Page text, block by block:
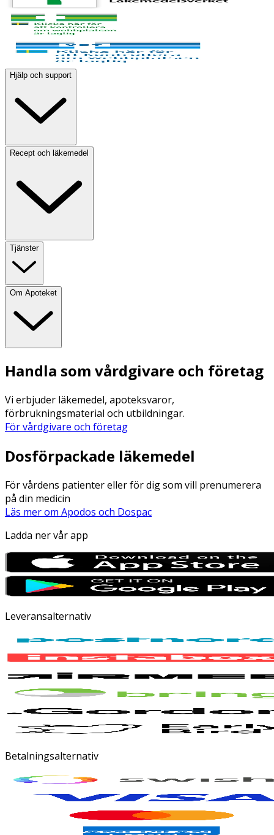
Hjälp och support
Recept och läkemedel
Tjänster
Om Apoteket
Handla som vårdgivare och företag
Vi erbjuder läkemedel, apoteksvaror,
förbrukningsmaterial och utbildningar.
För vårdgivare och företag
Dosförpackade läkemedel
För vårdens patienter eller för dig som vill prenumerera
på din medicin
Läs mer om Apodos och Dospac
Ladda ner vår app
Leveransalternativ
Betalningsalternativ